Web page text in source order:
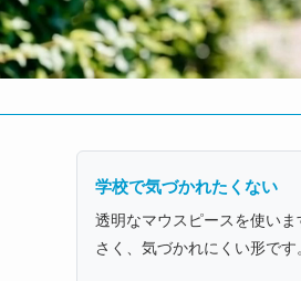
学校で気づかれたくない
透明なマウスピースを使い
さく、気づかれにくい形です